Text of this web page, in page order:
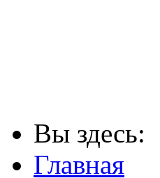
Вы здесь:
Главная